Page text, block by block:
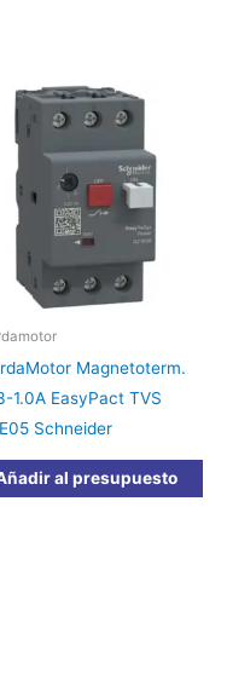
Magnetoterm.
1.0A EasyPact TVS
Schneider
al presupuesto